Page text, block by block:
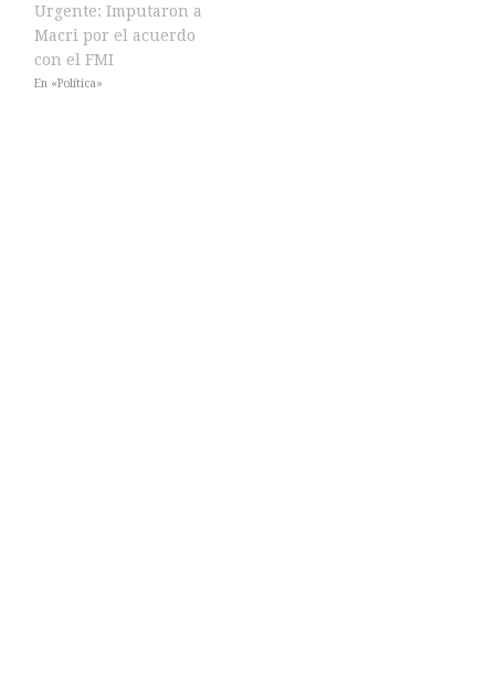
Urgente: Imputaron a
Macri por el acuerdo
con el FMI
En «Política»